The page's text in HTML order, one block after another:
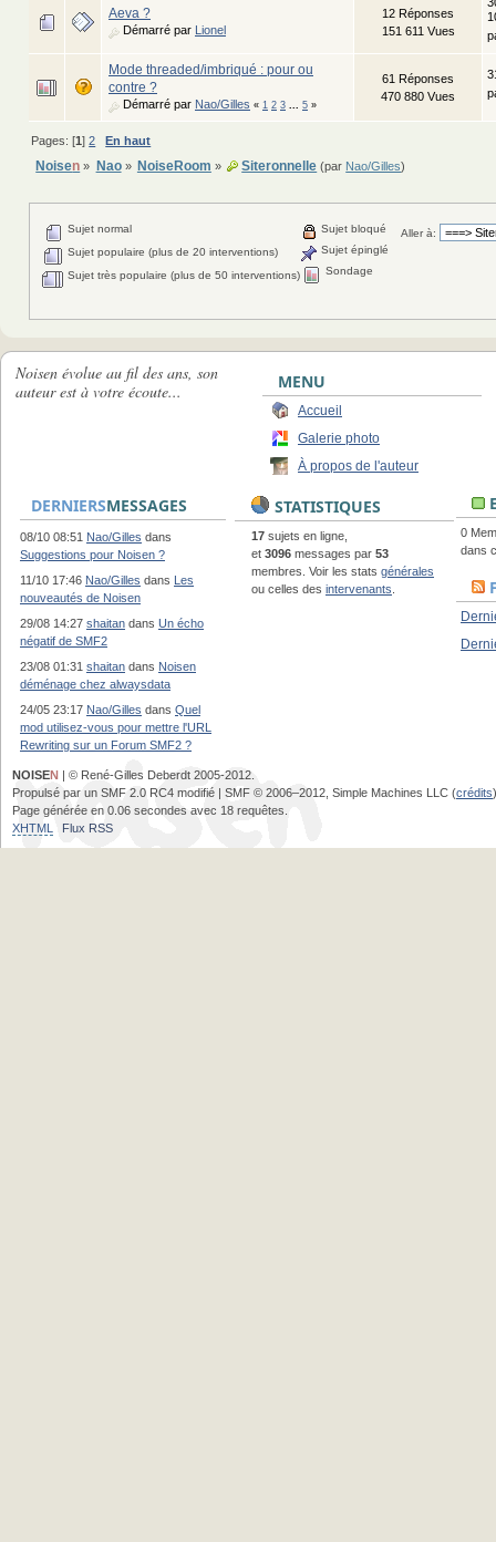
Aeva ?
Démarré par Lionel
12 Réponses
151 611 Vues
Mode threaded/imbriqué : pour ou
contre ?
Démarré par Nao/Gilles « 1 2 3 5 »
61 Réponses
470 880 Vues
Pages: [1]2 En haut
Noisen » Nao» NoiseRoom » Siteronnelle (par Nao/Gilles)
Aller à:
Sujet normal
Sujet populaire (plus de 20 interventions)
Sujet très populaire (plus de 50 interventions)
Sujet bloqué
Sujet épinglé
Sondage
Noisen évolue au fil des ans, son
auteur est à votre écoute...
MENU
Accueil
Galerie photo
À propos de l'auteur
DERNIERSMESSAGES
08/10 08:51 Nao/Gilles dans
Suggestions pour Noisen ?
11/10 17:46 Nao/Gilles dans Les
nouveautés de Noisen
29/08 14:27 shaitan dans Un écho
négatif de SMF2
23/08 01:31 shaitan dans Noisen
déménage chez alwaysdata
24/05 23:17 Nao/Gilles dans Quel
mod utilisez-vous pour mettre l'URL
Rewriting sur un Forum SMF2 ?
STATISTIQUES
17 sujets en ligne,
et 3096 messages par 53
membres. Voir les stats générales
ou celles des intervenants
0
dans
NOISEN | © René-Gilles Deberdt 2005-2012.
Propulsé par un SMF 2.0 RC4 modifié | SMF © 2006–2012, Simple Machines LLC (crédits)
Page générée en 0.06 secondes avec 18 requêtes.
XHTML
Flux RSS